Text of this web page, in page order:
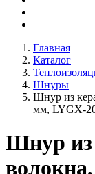
Главная
Каталог
Шнуры
Шнур из
мм, LYGX-
Шнур из